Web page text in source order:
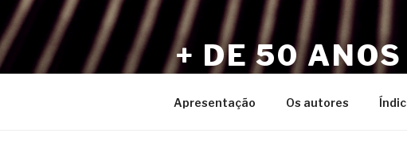
Pular
para
o
conteúdo
+ DE 50
Apresentação Os autores